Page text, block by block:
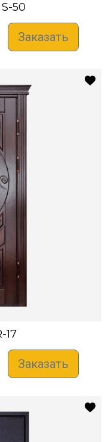
S-50
Заказать
17
Заказать